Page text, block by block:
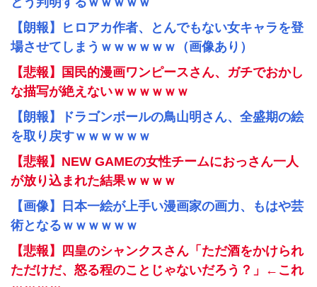
【朗報】ヒロアカ作者、とんでもない女キャラを登
場させてしまうｗｗｗｗｗｗ（画像あり）
【悲報】国民的漫画ワンピースさん、ガチでおかし
な描写が絶えないｗｗｗｗｗｗ
【朗報】ドラゴンボールの鳥山明さん、全盛期の絵
を取り戻すｗｗｗｗｗｗ
【悲報】NEW GAMEの女性チームにおっさん一人
が放り込まれた結果ｗｗｗｗ
【画像】日本一絵が上手い漫画家の画力、もはや芸
術となるｗｗｗｗｗｗ
【悲報】四皇のシャンクスさん「ただ酒をかけられ
ただけだ、怒る程のことじゃないだろう？」←これ